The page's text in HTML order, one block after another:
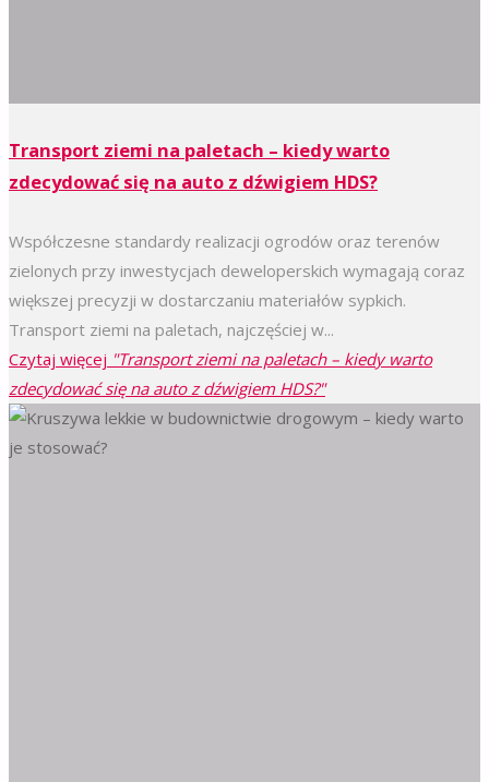
Transport ziemi na paletach – kiedy warto
zdecydować się na auto z dźwigiem HDS?
Współczesne standardy realizacji ogrodów oraz terenów
zielonych przy inwestycjach deweloperskich wymagają coraz
większej precyzji w dostarczaniu materiałów sypkich.
Transport ziemi na paletach, najczęściej w...
Czytaj więcej "Transport ziemi na paletach – kiedy warto
zdecydować się na auto z dźwigiem HDS?"